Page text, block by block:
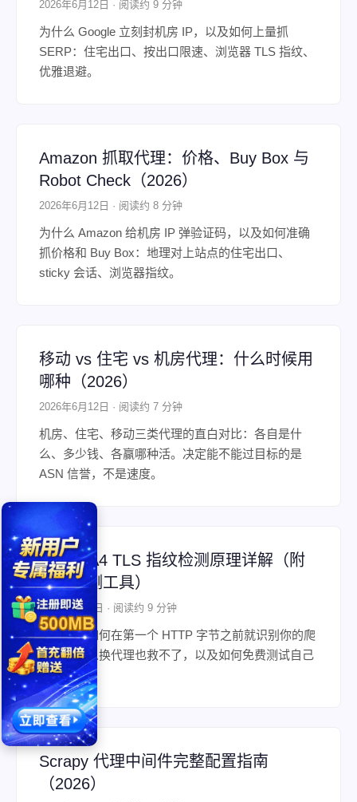
2026年6月12日 · 阅读约 9 分钟
为什么 Google 立刻封机房 IP，以及如何上量抓
SERP：住宅出口、按出口限速、浏览器 TLS 指纹、
优雅退避。
Amazon 抓取代理：价格、Buy Box 与
Robot Check（2026）
2026年6月12日 · 阅读约 8 分钟
为什么 Amazon 给机房 IP 弹验证码，以及如何准确
抓价格和 Buy Box：地理对上站点的住宅出口、
sticky 会话、浏览器指纹。
移动 vs 住宅 vs 机房代理：什么时候用
哪种（2026）
2026年6月12日 · 阅读约 7 分钟
机房、住宅、移动三类代理的直白对比：各自是什
么、多少钱、各赢哪种活。决定能不能过目标的是
ASN 信誉，不是速度。
JA3 / JA4 TLS 指纹检测原理详解（附
免费自测工具）
2026年6月4日 · 阅读约 9 分钟
JA3/JA4 如何在第一个 HTTP 字节之前就识别你的爬
虫，为什么换代理也救不了，以及如何免费测试自己
的指纹。
Scrapy 代理中间件完整配置指南
（2026）